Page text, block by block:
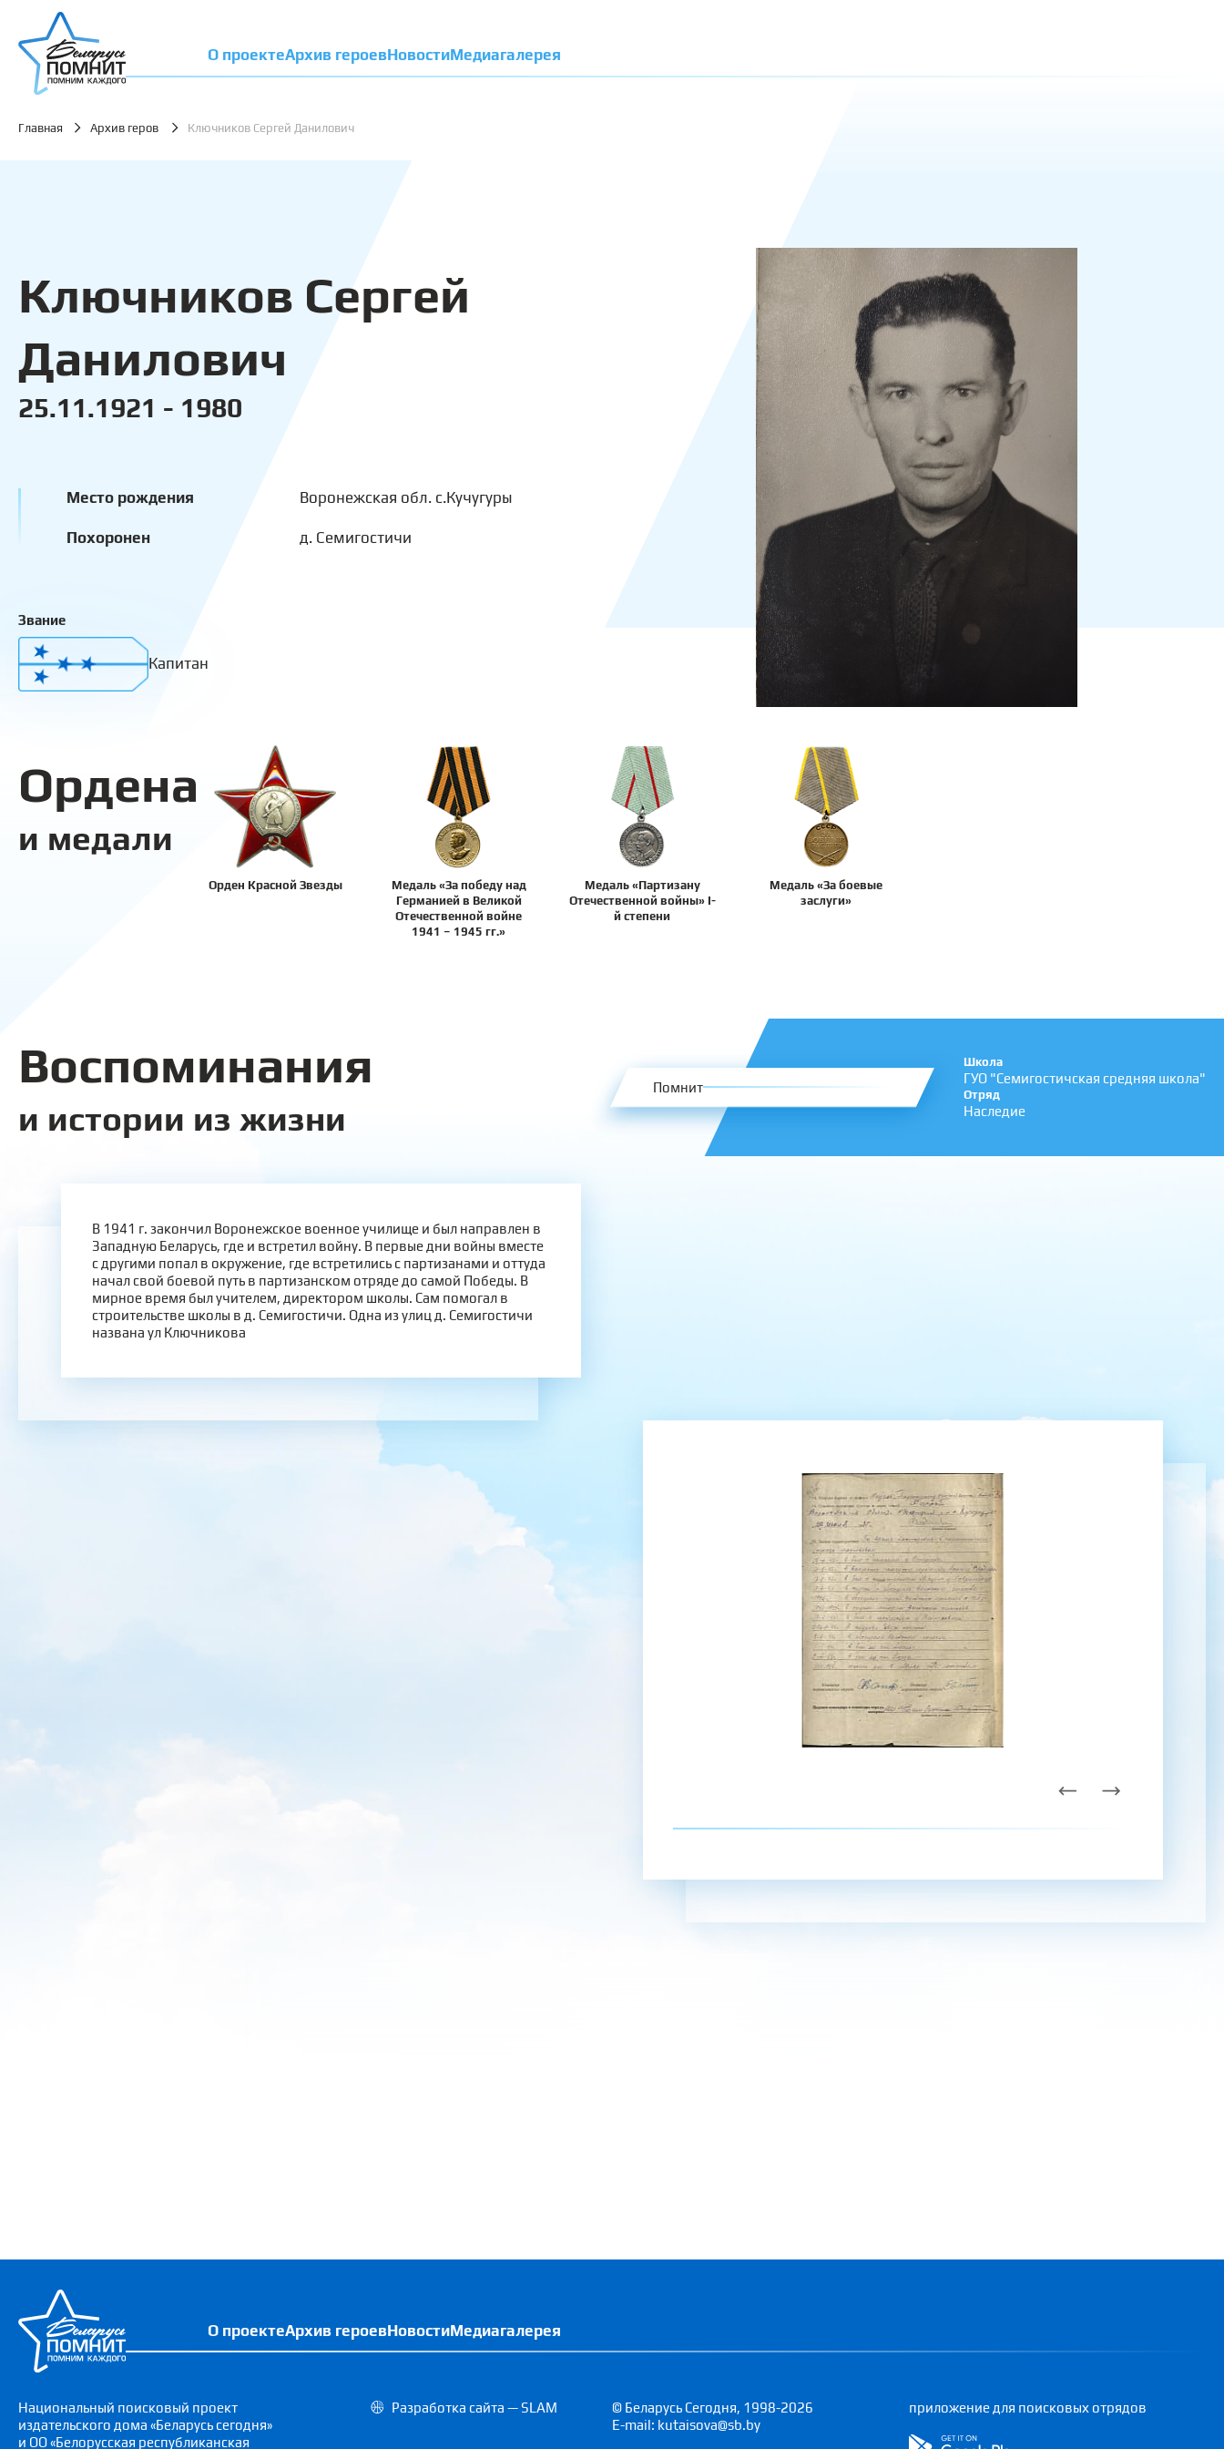
О проектеАрхив героевНовостиМедиагалерея
Главная Архив геров Ключников Сергей Данилович
Ключников Сергей
Данилович
25.11.1921 - 1980
Место рождения Воронежская обл. с.Кучугуры
Похоронен д. Семигостичи
Звание
Капитан
Ордена
и медали
Орден Красной Звезды
Медаль «За победу над
Германией в Великой
Отечественной войне
1941 – 1945 гг.»
Медаль «Партизану
Отечественной войны» I-
й степени
Медаль «За боевые
заслуги»
Воспоминания
и истории из жизни
Помнит
Школа
ГУО "Семигостичская средняя школа"
Отряд
Наследие
В 1941 г. закончил Воронежское военное училище и был направлен в
Западную Беларусь, где и встретил войну. В первые дни войны вместе
с другими попал в окружение, где встретились с партизанами и оттуда
начал свой боевой путь в партизанском отряде до самой Победы. В
мирное время был учителем, директором школы. Сам помогал в
строительстве школы в д. Семигостичи. Одна из улиц д. Семигостичи
названа ул Ключникова
О проектеАрхив героевНовостиМедиагалерея
Национальный поисковый проект
издательского дома «Беларусь сегодня»
и ОО «Белорусская республиканская
Разработка сайта — SLAM
© Беларусь Сегодня, 1998-2026
E-mail: kutaisova@sb.by
приложение для поисковых отрядов